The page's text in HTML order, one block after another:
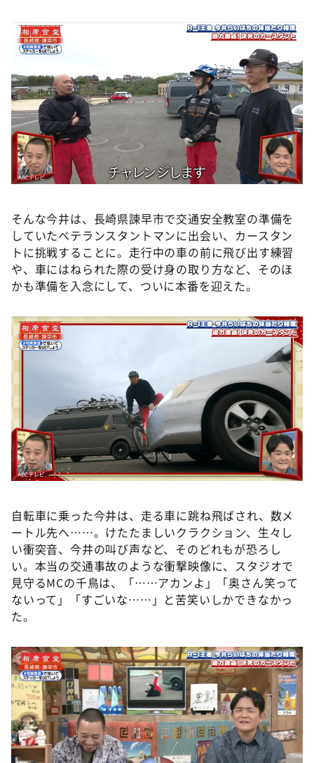
そんな今井は、長崎県諫早市で交通安全教室の準備を
していたベテランスタントマンに出会い、カースタン
トに挑戦することに。走行中の車の前に⾶び出す練習
や、⾞にはねられた際の受け⾝の取り方など、そのほ
かも準備を入念にして、ついに本番を迎えた。
自転車に乗った今井は、走る車に跳ね飛ばされ、数メ
ートル先へ……。けたたましいクラクション、生々し
い衝突音、今井の叫び声など、そのどれもが恐ろし
い。本当の交通事故のような衝撃映像に、スタジオで
見守るMCの千鳥は、「……アカンよ」「奥さん笑って
ないって」「すごいな……」と苦笑いしかできなかっ
た。